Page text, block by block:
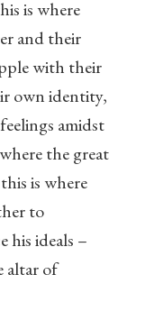
is where
and their
with their
own identity,
amidst
the great
is where
to
his ideals –
altar of